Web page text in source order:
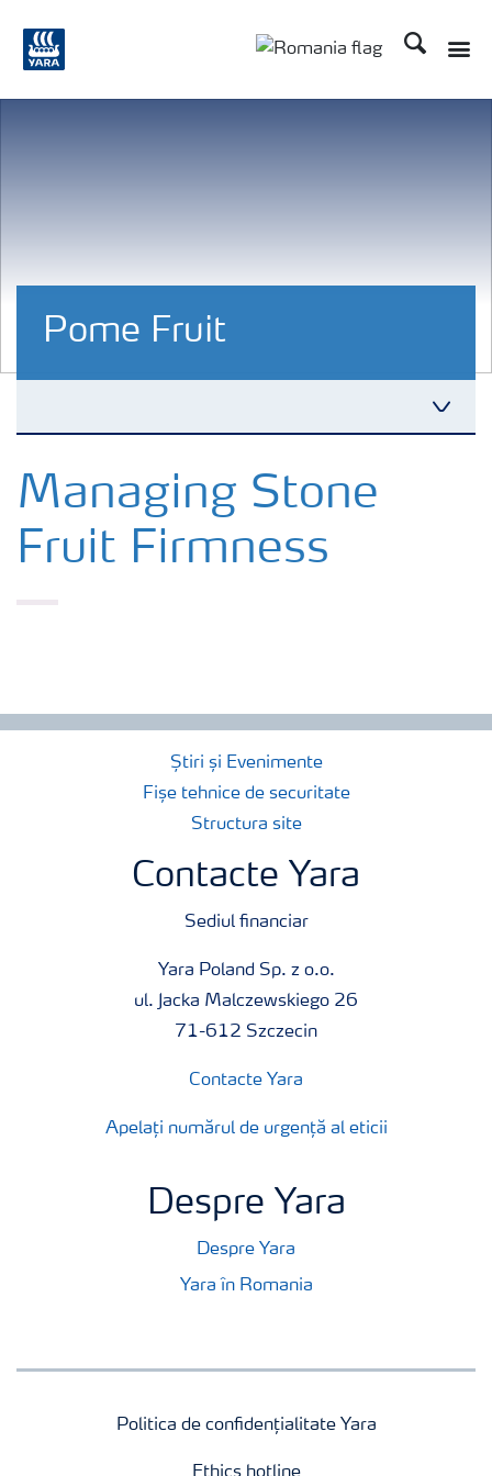
Căutare
Pome Fruit
Cultură
Produse
Managing Stone
Fruit Firmness
Știri și Evenimente
Fișe tehnice de securitate
Structura site
Contacte Yara
Sediul financiar
Yara Poland Sp. z o.o.
ul. Jacka Malczewskiego 26
71-612 Szczecin
Contacte Yara
Apelați numărul de urgență al eticii
Despre Yara
Despre Yara
Yara în Romania
Politica de confidențialitate Yara